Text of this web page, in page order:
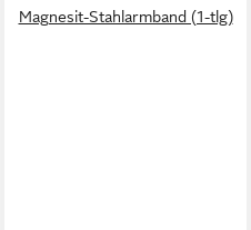
Magnesit-Stahlarmband (1-tlg)